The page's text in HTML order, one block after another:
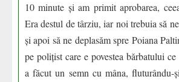
10 minute și am primit aprobarea,
Era destul de târziu, iar noi trebuia să
și apoi să ne deplasăm spre Poiana
pe polițist care e povestea bărbatului
a făcut un semn cu mâna, fluturându-